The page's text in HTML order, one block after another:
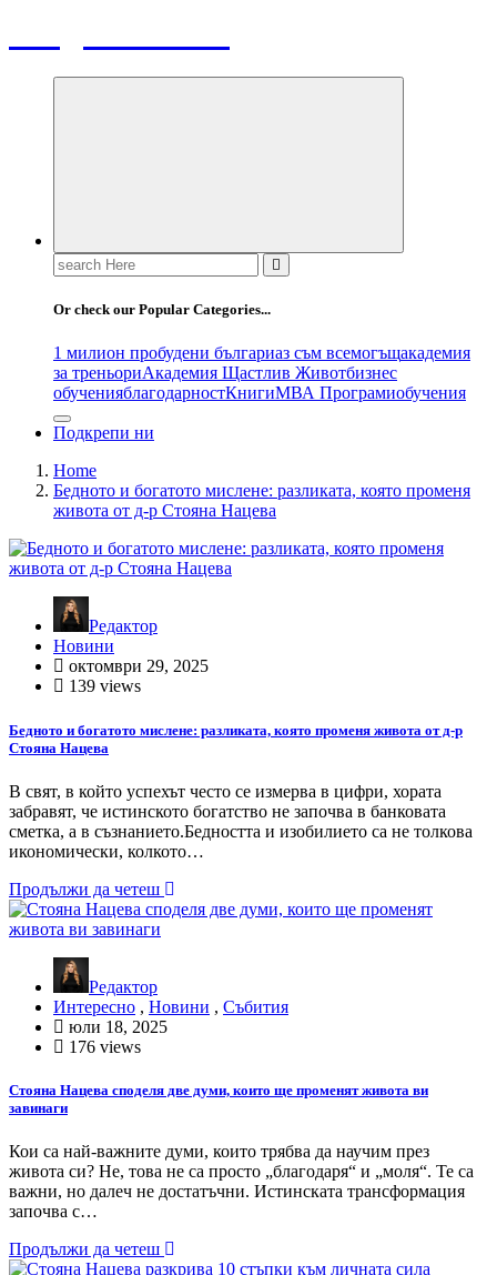
Search
for:
Or check our Popular Categories...
1 милион пробудени българиаз съм всемогъщакадемия
за треньориАкадемия Щастлив Животбизнес
обученияблагодарностКнигиМВА Програмиобучения
Подкрепи ни
Home
Бедното и богатото мислене: разликата, която променя
живота от д-р Стояна Нацева
Редактор
Новини
октомври 29, 2025
139 views
Бедното и богатото мислене: разликата, която променя живота от д-р
Стояна Нацева
В свят, в който успехът често се измерва в цифри, хората
забравят, че истинското богатство не започва в банковата
сметка, а в съзнанието.Бедността и изобилието са не толкова
икономически, колкото…
Продължи да четеш
Редактор
Интересно , Новини , Събития
юли 18, 2025
176 views
Стояна Нацева споделя две думи, които ще променят живота ви
завинаги
Кои са най-важните думи, които трябва да научим през
живота си? Не, това не са просто „благодаря“ и „моля“. Те са
важни, но далеч не достатъчни. Истинската трансформация
започва с…
Продължи да четеш